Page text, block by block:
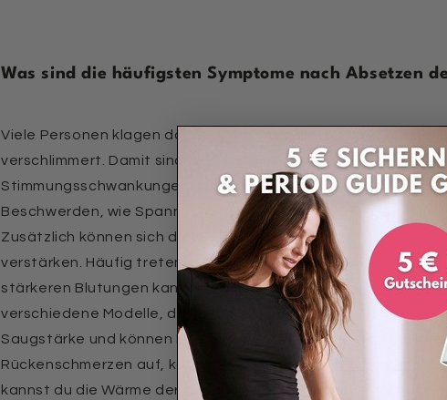
Was sind die häufigsten Symptome nach Absetzen
Viele Personen klagen darüber, dass sich nach Absetzen der
verschlimmert. Damit sind die Tage vor der Periode zum
Stimmungsschwankungen geprägt, die sich bis hin zu
Beschwerden, wie Spannungen in der Brust oder
Zusätzlich können sich die Symptome, die dir zuvor während
verstärken. Häufig treten stärkere Blutungen und Unterleibs-
stärkeren Blutungen kann dir vor allem unsereUltra-Kollektion
verschiedene Modelle, die extra für eine stärkere Periode
Saugstärke und können Flüssigkeiten von bis zu 60 ml
Rückenschmerzen auf, können wir dir unseren
kannst du die Wärme der integrierten Wärmflasche dort